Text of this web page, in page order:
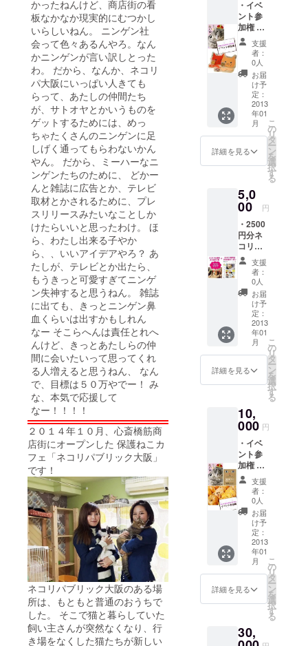
かったねんけど、商店街の看
板なかなか現実的にむつかし
いらしいねん。 ニンゲン社
会って色々あるんやろ。なん
かニンゲンが言い訳しとった
わ。 だから、なんか、ネコリ
パ大阪にいっぱい人きても
らって、あたしの仲間たち
が、サトオヤとかいうものを
ゲットするためには、めっ
ちゃたくさんのニンゲンに足
しげく通ってもらわないかん
やん。 だから、ミーハーなニ
ンゲンたちのために、 どかー
んと雑誌に広告とか、テレビ
取材とかされるために、プレ
スリリースみたいなことしか
けたらいいと思ったわけ。 ほ
ら、わたし出来る子やか
ら、、いいアイデアやろ？ あ
たしが、テレビとか出たら、
もうきっと可愛すぎてニンゲ
ン失神すると思うねん。 雑誌
に出ても、きっとニンゲン鼻
血くらいは出すかもしれん
なー そこらへんは責任とれへ
んけど、きっとあたしらの仲
間に会いたいって思ってくれ
る人増えると思うねん、 なん
で、目標は５０万やでー！ み
な、本気で応援して
なー！！！！
２０１４年１０月、心斎橋筋商
店街にオープンした 保護ねこカ
フェ「ネコリパブリック大阪」
です！
ネコリパブリック大阪のある場
所は、もともと普通のおうちで
した。 そこで猫と暮らしていた
飼い主さんが突然なくなり、行
き場をなくした猫たちが新しい
屋利用
券と
は】 30
分
￥1,100
の猫部
屋利用
料が無
料とな
る奇跡
のチ
ケッ
ト。こ
んな風
ること
が支援
の！？
え？
グッズ
を買っ
ても支
援！？
すごい
ね、わ
たしも
立派な
支援者
じゃ
体験
枠。
イドと
は】 選
抜勝ち
抜き
（ス
タッフ
の妄
想）上
位3匹の
なま写
真。サ
イン付
き※サイ
ンはス
れして
いない
の覚悟
ための
代理購
入で
す。
・イベ
ント参
加権 ・
ネコブ
ロマイ
ド ・
クッ
キーま
たはラ
スク
【イベ
ント参
加権と
は】 今
回達成
催でき
る！！
「絵本
読み聞
かせ
会」ま
たは
「Let's
ネコカ
ツ」。
はたま
た今後
企画さ
れてい
るワー
ク
ショッ
クリル
たわし
り」、
ネコ好
き婚活
「目を
覚ま
せ！！
ネコ好
き男
子！ネ
コ好き
女子！?
ネコは
恋も運
んでく
るかも?
（※独り
支援
者：
0人
お届
け予
定：
2013
年01
月
詳細を見る
こ
の
リ
タ
ー
ン
を
選
択
す
る
5,0
00 円
・2500
円分ネ
コリパ
楽天市
場店で
使える
クーポ
ン ・
2500円
分ネコ
リパ大
阪のネ
コ達の
ご飯代
金 ※お
は、猫
ごはん
は届き
ませ
ん。ネ
コリパ
の猫の
ための
代理購
入で
す。
支援
者：
0人
お届
け予
定：
2013
年01
月
詳細を見る
こ
の
リ
タ
ー
ン
を
選
択
す
る
10,
000 円
・イベ
ント参
加権 ・
ネコブ
ロマイ
ド ・
ベーグ
ル10個
詰め合
わせ ・
猫部屋
利用1回
券 30
分
【ベー
合わせ
とは】
支援
者：
0人
お届
け予
定：
2013
年01
月
詳細を見る
こ
の
リ
タ
ー
ン
を
選
択
す
る
30,